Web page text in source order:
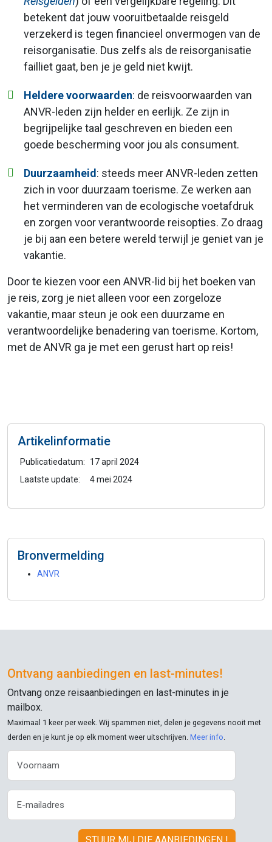
betekent dat jouw vooruitbetaalde reisgeld
verzekerd is tegen financieel onvermogen van de
reisorganisatie. Dus zelfs als de reisorganisatie
failliet gaat, ben je je geld niet kwijt.
Heldere voorwaarden: de reisvoorwaarden van
ANVR-leden zijn helder en eerlijk. Ze zijn in
begrijpelijke taal geschreven en bieden een
goede bescherming voor jou als consument.
Duurzaamheid : steeds meer ANVR-leden zetten
zich in voor duurzaam toerisme. Ze werken aan
het verminderen van de ecologische voetafdruk
en zorgen voor verantwoorde reisopties. Zo draag
je bij aan een betere wereld terwijl je geniet van je
vakantie.
Door te kiezen voor een ANVR-lid bij het boeken van
je reis, zorg je niet alleen voor een zorgeloze
vakantie, maar steun je ook een duurzame en
verantwoordelijke benadering van toerisme. Kortom,
met de ANVR ga je met een gerust hart op reis!
Artikelinformatie
Publicatiedatum:
17 april 2024
Laatste update:
4 mei 2024
Bronvermelding
ANVR
Ontvang aanbiedingen en last-minutes!
Ontvang onze reisaanbiedingen en last-minutes in je
mailbox.
Maximaal 1 keer per week. Wij spammen niet, delen je gegevens nooit met
derden en je kunt je op elk moment weer uitschrijven. Meer info.